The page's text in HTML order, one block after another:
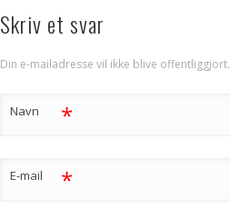
Skriv et svar
Din e-mailadresse vil ikke blive offentliggjort.
Navn *
E-mail *